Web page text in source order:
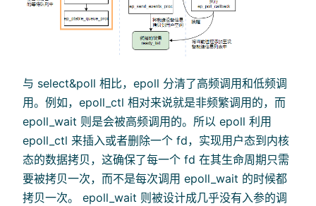
与 select&poll 相比，epoll 分清了高频调用和低频调
用。例如，epoll_ctl 相对来说就是非频繁调用的，而
epoll_wait 则是会被高频调用的。所以 epoll 利用
epoll_ctl 来插入或者删除一个 fd，实现用户态到内核
态的数据拷贝，这确保了每一个 fd 在其生命周期只需
要被拷贝一次，而不是每次调用 epoll_wait 的时候都
拷贝一次。 epoll_wait 则被设计成几乎没有入参的调